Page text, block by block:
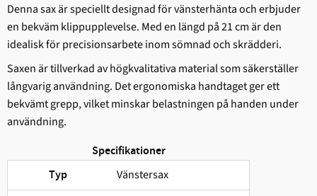
Denna sax är speciellt designad för vänsterhänta och erbjuder
en bekväm klippupplevelse. Med en längd på 21 cm är den
idealisk för precisionsarbete inom sömnad och skrädderi.
Saxen är tillverkad av högkvalitativa material som säkerställer
långvarig användning. Det ergonomiska handtaget ger ett
bekvämt grepp, vilket minskar belastningen på handen under
användning.
Specifikationer
Typ
Vänstersax